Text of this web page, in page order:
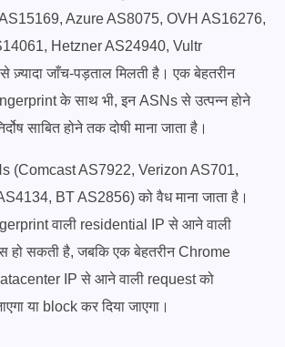
Azure AS8075, OVH AS16276,
Hetzner AS24940, Vultr
जाँच-पड़ताल मिलती है। एक बेहतरीन
के साथ भी, इन ASNs से उत्पन्न होने
साबित होने तक दोषी माना जाता है।
(Comcast AS7922, Verizon AS701,
BT AS2856) को वैध माना जाता है।
वाली residential IP से आने वाली
हो सकती है, जबकि एक बेहतरीन Chrome
IP से आने वाली request को
या block कर दिया जाएगा।